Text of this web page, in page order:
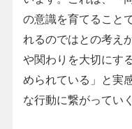
の意識を育てること
れるのではとの考え
や関わりを大切にす
められている」と実
な行動に繋がってい